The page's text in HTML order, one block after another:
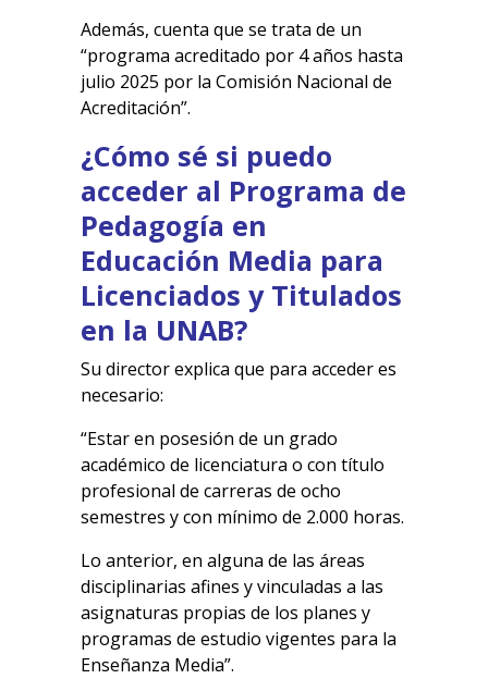
Además, cuenta que se trata de un
“programa acreditado por 4 años hasta
julio 2025 por la Comisión Nacional de
Acreditación”.
¿Cómo sé si puedo
acceder al Programa de
Pedagogía en
Educación Media para
Licenciados y Titulados
en la UNAB?
Su director explica que para acceder es
necesario:
“Estar en posesión de un grado
académico de licenciatura o con título
profesional de carreras de ocho
semestres y con mínimo de 2.000 horas.
Lo anterior, en alguna de las áreas
disciplinarias afines y vinculadas a las
asignaturas propias de los planes y
programas de estudio vigentes para la
Enseñanza Media”.